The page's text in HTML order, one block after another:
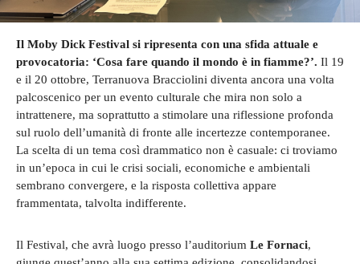
Il Moby Dick Festival si ripresenta con una sfida attuale e
provocatoria: ‘Cosa fare quando il mondo è in fiamme?’. Il 19
e il 20 ottobre, Terranuova Bracciolini diventa ancora una volta
palcoscenico per un evento culturale che mira non solo a
intrattenere, ma soprattutto a stimolare una riflessione profonda
sul ruolo dell’umanità di fronte alle incertezze contemporanee.
La scelta di un tema così drammatico non è casuale: ci troviamo
in un’epoca in cui le crisi sociali, economiche e ambientali
sembrano convergere, e la risposta collettiva appare
frammentata, talvolta indifferente.
Il Festival, che avrà luogo presso l’auditorium Le Fornaci,